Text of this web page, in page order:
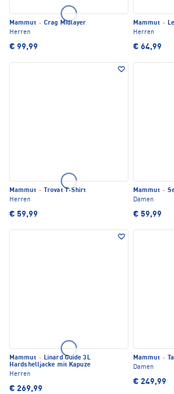
Mammut · Crag Midlayer
Herren
€ 99,99
Mammut ·
Herren
€ 64,99
Mammut ·
Trovat T-Shirt
Herren
€ 59,99
Mammut ·
Damen
€ 59,99
Mammut · Linard Guide 3L
Hardshelljacke mit Kapuze
Herren
€ 269,99
Mammut ·
Damen
€ 249,99